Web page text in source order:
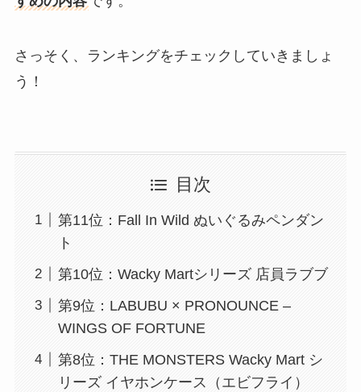
さっそく、ランキングをチェックしていきましょ
う！
目次
第11位：Fall In Wild ぬいぐるみペンダン
ト
第10位：Wacky Martシリーズ 店員ラブブ
第9位：LABUBU × PRONOUNCE –
WINGS OF FORTUNE
第8位：THE MONSTERS Wacky Mart シ
リーズ イヤホンケース（エビフライ）